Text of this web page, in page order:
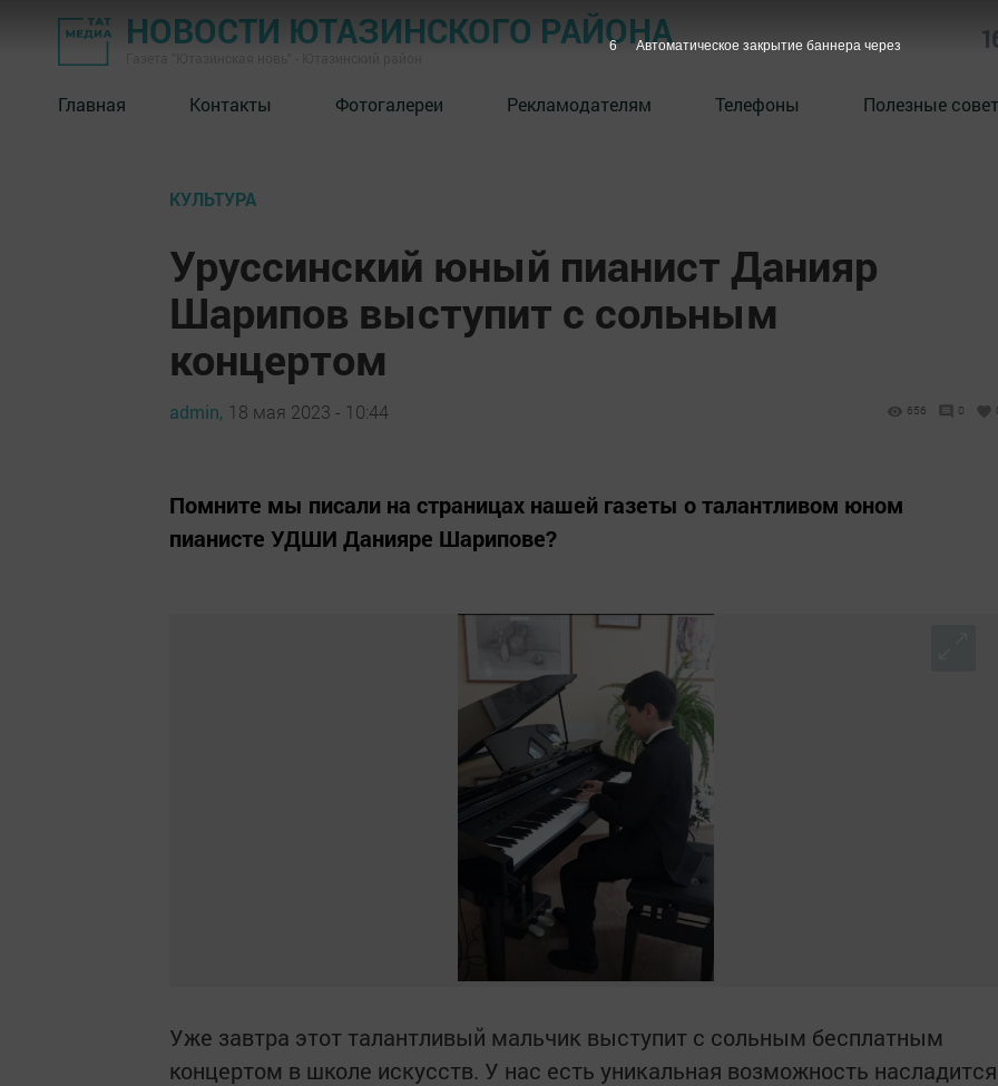
НОВОСТИ ЮТАЗИНСКОГО РАЙОНА
Главная Контакты Фотогалереи Рекламодателям Телефоны Полезные
КУЛЬТУРА
Уруссинский юный пианист Данияр
Шарипов выступит с сольным
концертом
admin, 18 мая 2023 - 10:44 656 0
Помните мы писали на страницах нашей газеты о талантливом юном
пианисте УДШИ Данияре Шарипове?
Уже завтра этот талантливый мальчик выступит с сольным бесплатным
концертом в школе искусств. У нас есть уникальная возможность насладится
5 Автоматическое закрытие баннера через